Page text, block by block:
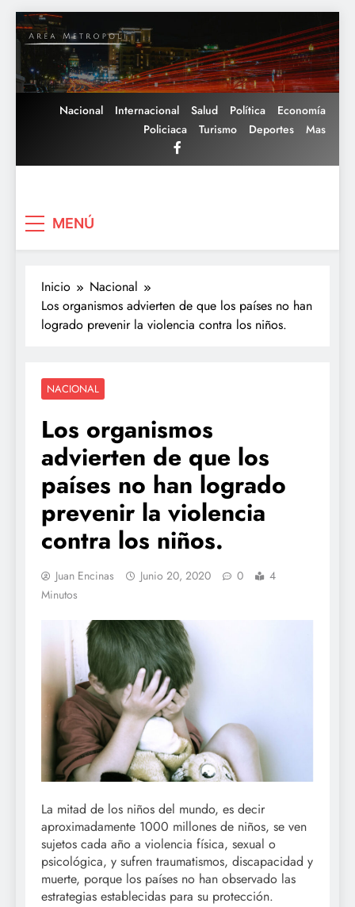
Saltar
al
contenido
Nacional Internacional Salud Política
Economía
Policiaca
Turismo Deportes Mas
MENÚ
Inicio
Nacional
Los organismos advierten de que los países no han
logrado prevenir la violencia contra los niños.
NACIONAL
Los organismos
advierten de que los
países no han logrado
prevenir la violencia
contra los niños.
Juan Encinas Junio 20, 2020 0
4
Minutos
La mitad de los niños del mundo, es decir
aproximadamente 1000 millones de niños, se ven
sujetos cada año a violencia física, sexual o
psicológica, y sufren traumatismos, discapacidad y
muerte, porque los países no han observado las
estrategias establecidas para su protección.